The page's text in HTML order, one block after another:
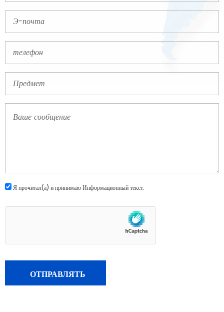
Я прочитал(а) и принимаюИнформационный текст.